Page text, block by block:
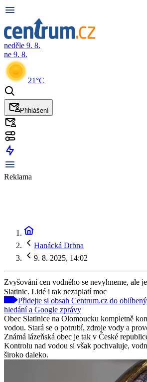
neděle 9. 8.
ne 9. 8.
21°C
Přihlášení
Reklama
Hanácká Drbna
9. 8. 2025, 14:02
Zvyšování cen vodného se nevyhneme, ale
Slatinic. Lidé i tak nezaplatí moc
Přidejte si obsah Centrum.cz do
hledání a Google zprávy
Obec Slatinice na Olomoucku kompletně
vodou. Stará se o potrubí, zdroje vody a
Známá lázeňská obec je tak v České
Kontrolu nad vodou si však pochvaluje,
široko daleko.